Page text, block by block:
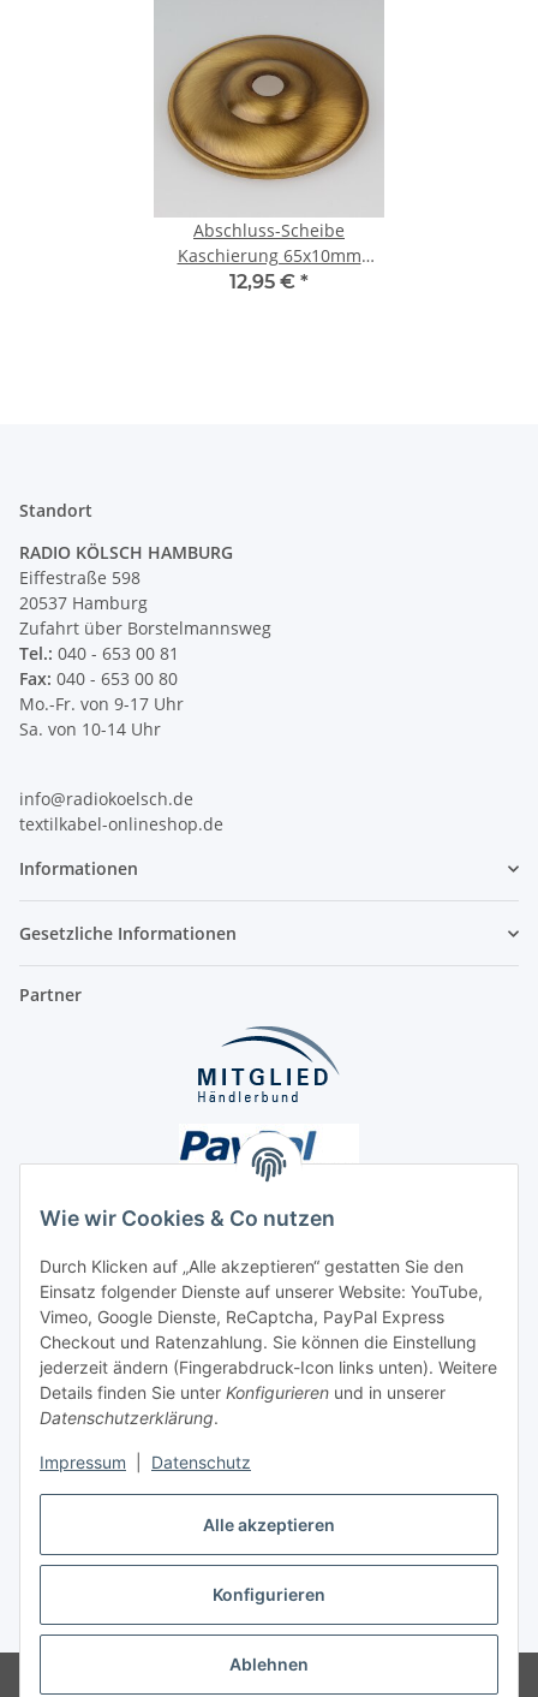
Alle akzeptieren
Konfigurieren
Ablehnen
Wie wir Cookies & Co nutzen
Durch Klicken auf „Alle akzeptieren“ gestatten Sie den
Einsatz folgender Dienste auf unserer Website: YouTube,
Vimeo, Google Dienste, ReCaptcha, PayPal Express
Checkout und Ratenzahlung. Sie können die Einstellung
jederzeit ändern (Fingerabdruck-Icon links unten). Weitere
Details finden Sie unter Konfigurieren und in unserer
Datenschutzerklärung.
Impressum Datenschutz
Abschluss-Scheibe
Kaschierung 65x10mm
flämische Form Metall Antik
12,95 € *
Standort
RADIO KÖLSCH HAMBURG
Eiffestraße 598
20537 Hamburg
Zufahrt über Borstelmannsweg
Tel.: 040 - 653 00 81
Fax: 040 - 653 00 80
Mo.-Fr. von 9-17 Uhr
Sa. von 10-14 Uhr
info@radiokoelsch.de
textilkabel-onlineshop.de
Informationen
Gesetzliche Informationen
Partner
Unsere Seiten
Social Media
Vertrag widerrufen
* Alle Preise inkl. gesetzlicher USt., ** siehe Lieferbedingungen, zzgl.
Versand